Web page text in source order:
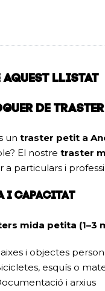
AQUEST LLISTAT
DE
un traster petit a
El nostre traster
a particulars i
I CAPACITAT
mida petita (1–3
i objectes
esquís o
i arxius